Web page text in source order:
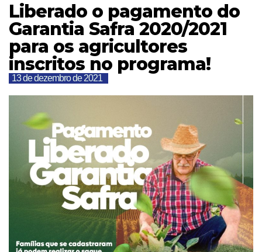
Liberado o pagamento do
Garantia Safra 2020/2021
para os agricultores
inscritos no programa!
13 de dezembro de 2021